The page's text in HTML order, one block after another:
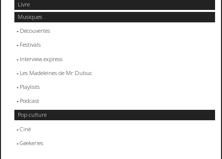
Livre
Musiques
Découvertes
Festivals
Interview express
Les Madeleines de Mr Dubuc
Playlists
Podcast
Pop culture
Ciné
Geekeries